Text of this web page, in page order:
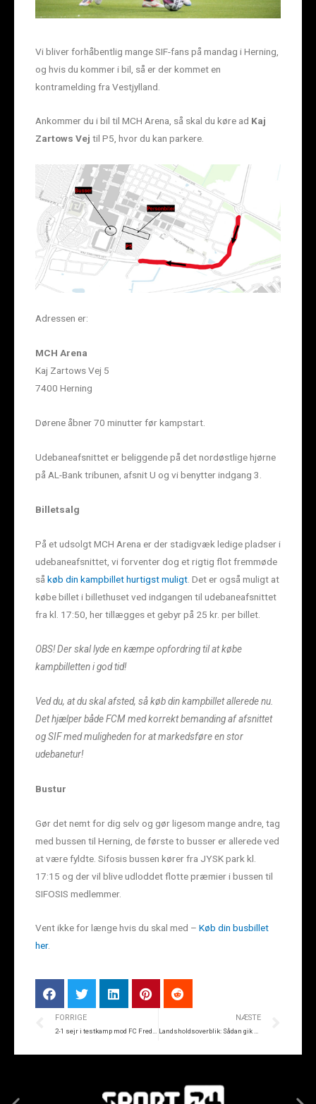
Vi bliver forhåbentlig mange SIF-fans på mandag i Herning,
og hvis du kommer i bil, så er der kommet en
kontramelding fra Vestjylland.
Ankommer du i bil til MCH Arena, så skal du køre ad Kaj
Zartows Vej til P5, hvor du kan parkere.
Adressen er:
MCH Arena
Kaj Zartows Vej 5
7400 Herning
Dørene åbner 70 minutter før kampstart.
Udebaneafsnittet er beliggende på det nordøstlige hjørne
på AL-Bank tribunen, afsnit U og vi benytter indgang 3.
Billetsalg
På et udsolgt MCH Arena er der stadigvæk ledige pladser i
udebaneafsnittet, vi forventer dog et rigtig flot fremmøde
så køb din kampbillet hurtigst muligt . Det er også muligt at
købe billet i billethuset ved indgangen til udebaneafsnittet
fra kl. 17:50, her tillægges et gebyr på 25 kr. per billet.
OBS! Der skal lyde en kæmpe opfordring til at købe
kampbilletten i god tid!
Ved du, at du skal afsted, så køb din kampbillet allerede nu.
Det hjælper både FCM med korrekt bemanding af afsnittet
og SIF med muligheden for at markedsføre en stor
udebanetur!
Bustur
Gør det nemt for dig selv og gør ligesom mange andre, tag
med bussen til Herning, de første to busser er allerede ved
at være fyldte. Sifosis bussen kører fra JYSK park kl.
17:15 og der vil blive udloddet flotte præmier i bussen til
SIFOSIS medlemmer.
Vent ikke for længe hvis du skal med – Køb din busbillet
her.
FORRIGE
2-1 sejr i testkamp mod FC Fredericia
NÆSTE
Landsholdsoverblik: Sådan gik det SIF’erne